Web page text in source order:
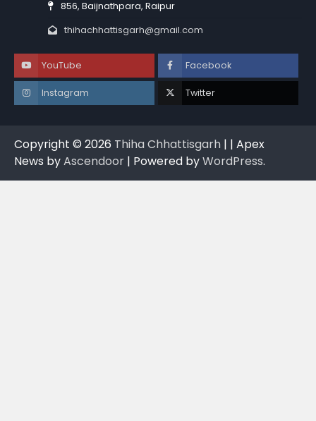
856, Baijnathpara, Raipur
thihachhattisgarh@gmail.com
YouTube Facebook
Instagram Twitter
Copyright © 2026 Thiha Chhattisgarh | | Apex
News byAscendoor | Powered byWordPress.